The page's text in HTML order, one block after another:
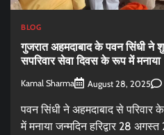
BLOG
गुजरात अहमदाबाद के पवन सिंधी ने
सपरिवार सेवा दिवस के रूप में मनाया
Kamal Sharma August 28, 2025
पवन सिंधी ने अहमदाबाद से
में मनाया जन्मदिन हरिद्वार 28